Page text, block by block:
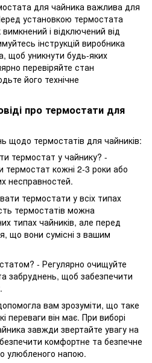
для чайника важлива для
установкою термостата
і відключений від
інструкцій виробника
щоб уникнути будь-яких
перевіряйте стан
його технічне
про термостати для
щодо термостатів для чайників:
термостат у чайнику? -
термостат кожні 2-3 роки або
несправностей.
термостати у всіх типах
термостатів можна
типах чайників, але перед
що вони сумісні з вашим
- Регулярно очищуйте
забруднень, щоб забезпечити
вам зрозуміти, що таке
переваги він має. При виборі
завжди звертайте увагу на
комфортне та безпечне
улюбленого напою.